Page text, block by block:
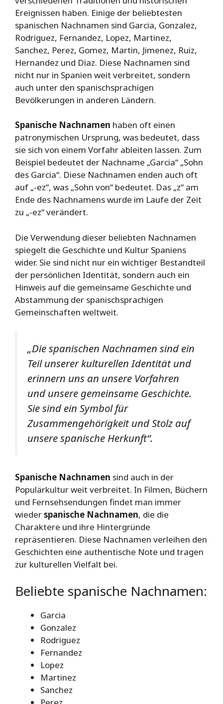
Ereignissen haben. Einige der beliebtesten
spanischen Nachnamen sind Garcia, Gonzalez,
Rodriguez, Fernandez, Lopez, Martinez,
Sanchez, Perez, Gomez, Martin, Jimenez, Ruiz,
Hernandez und Diaz. Diese Nachnamen sind
nicht nur in Spanien weit verbreitet, sondern
auch unter den spanischsprachigen
Bevölkerungen in anderen Ländern.
Spanische Nachnamen haben oft einen
patronymischen Ursprung, was bedeutet, dass
sie sich von einem Vorfahr ableiten lassen. Zum
Beispiel bedeutet der Nachname „Garcia“ „Sohn
des Garcia“. Diese Nachnamen enden auch oft
auf „-ez“, was „Sohn von“ bedeutet. Das „z“ am
Ende des Nachnamens wurde im Laufe der Zeit
zu „-ez“ verändert.
Die Verwendung dieser beliebten Nachnamen
spiegelt die Geschichte und Kultur Spaniens
wider. Sie sind nicht nur ein wichtiger Bestandteil
der persönlichen Identität, sondern auch ein
Hinweis auf die gemeinsame Geschichte und
Abstammung der spanischsprachigen
Gemeinschaften weltweit.
„Die spanischen Nachnamen sind ein
Teil unserer kulturellen Identität und
erinnern uns an unsere Vorfahren
und unsere gemeinsame Geschichte.
Sie sind ein Symbol für
Zusammengehörigkeit und Stolz auf
unsere spanische Herkunft“.
Spanische Nachnamen sind auch in der
Populärkultur weit verbreitet. In Filmen, Büchern
und Fernsehsendungen findet man immer
wiederspanische Nachnamen, die die
Charaktere und ihre Hintergründe
repräsentieren. Diese Nachnamen verleihen den
Geschichten eine authentische Note und tragen
zur kulturellen Vielfalt bei.
Beliebte spanische Nachnamen:
Garcia
Gonzalez
Rodriguez
Fernandez
Lopez
Martinez
Sanchez